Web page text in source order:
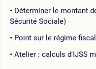
Déterminer le montant
Sécurité Sociale)
Point sur le régime
Atelier : calculs d'IJSS